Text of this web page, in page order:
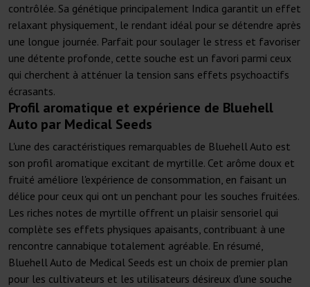
contrôlée. Sa génétique principalement Indica garantit un effet
relaxant physiquement, le rendant idéal pour se détendre après
une longue journée. Parfait pour soulager le stress et favoriser
une détente profonde, cette souche est un favori parmi ceux
qui cherchent à atténuer la tension sans effets psychoactifs
écrasants.
Profil aromatique et expérience de Bluehell
Auto par Medical Seeds
L'une des caractéristiques remarquables de Bluehell Auto est
son profil aromatique excitant de myrtille. Cet arôme doux et
fruité améliore l'expérience de consommation, en faisant un
délice pour ceux qui ont un penchant pour les souches fruitées.
Les riches notes de myrtille offrent un plaisir sensoriel qui
complète ses effets physiques apaisants, contribuant à une
rencontre cannabique totalement agréable. En résumé,
Bluehell Auto de Medical Seeds est un choix de premier plan
pour les cultivateurs et les utilisateurs désireux d'une souche